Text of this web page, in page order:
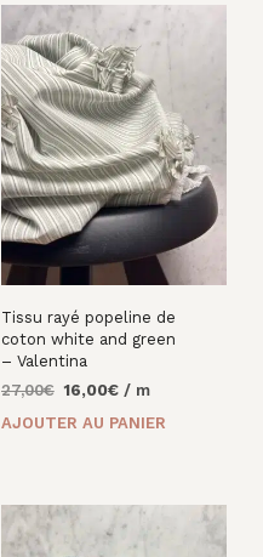
Tissu rayé popeline de
coton white and green
– Valentina
27,00€ Le
16,00€Le/ m
AJOUTER AU PANIER